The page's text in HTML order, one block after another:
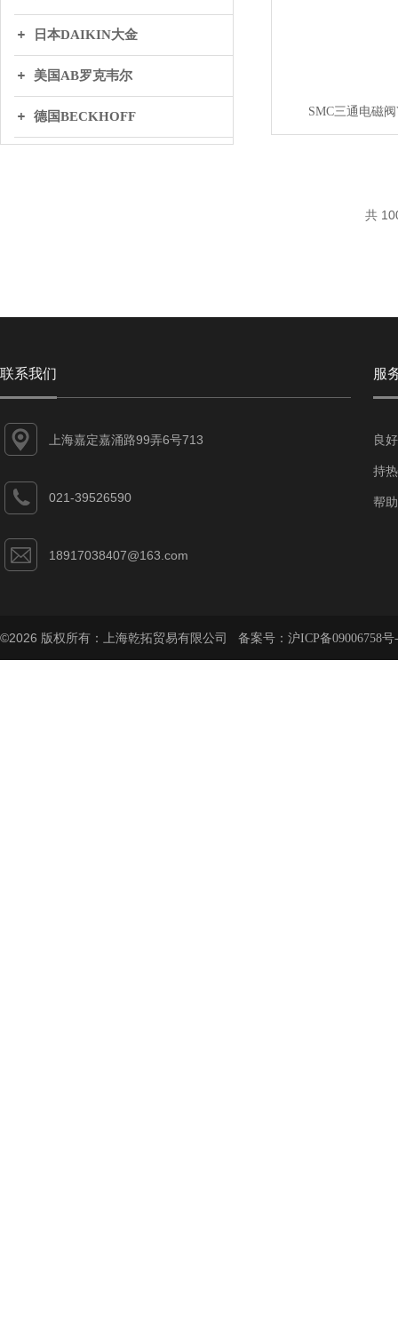
日本DAIKIN大金
美国AB罗克韦尔
德国BECKHOFF SMC三通电磁
共
联系我们
上海嘉定嘉涌路99弄6号713
021-39526590
18917038407@163.com
服
良
持
帮
©2026 版权所有：上海乾拓贸易有限公司 备案号： 沪ICP备09006758号